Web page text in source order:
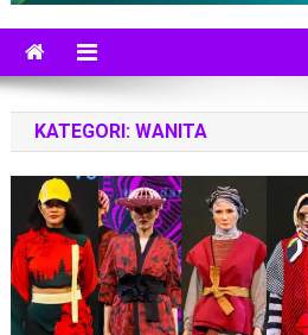
KATEGORI: WANITA